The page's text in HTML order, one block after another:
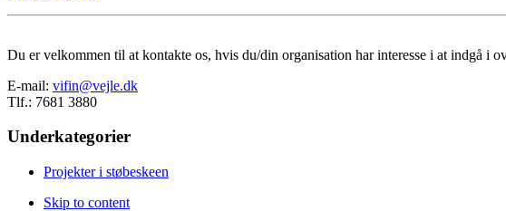
Du er velkommen til at kontakte os, hvis du/din organisation har interesse i at indgå i
E-mail: vifin@vejle.dk
Tlf.: 7681 3880
Underkategorier
Projekter i støbeskeen
Skip to content